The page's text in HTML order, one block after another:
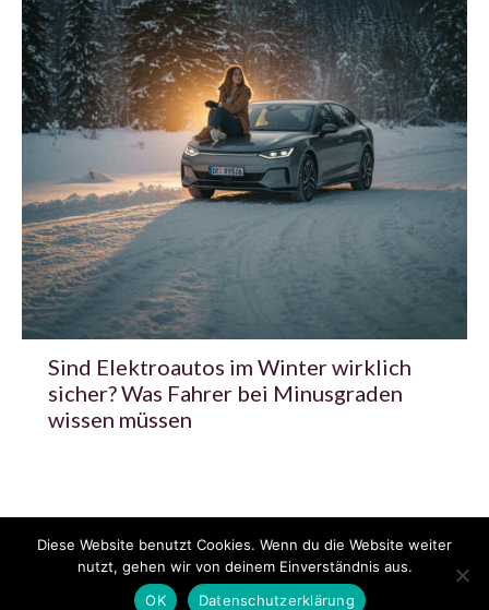
Sind Elektroautos im Winter wirklich
sicher? Was Fahrer bei Minusgraden
wissen müssen
© 2020 - 2025 Copyright - KFZzeitung.com
Datenschutzerklärung FAQ Kontakt Impressum
Diese Website benutzt Cookies. Wenn du die Website weiter
nutzt, gehen wir von deinem Einverständnis aus.
OK
Datenschutzerklärung